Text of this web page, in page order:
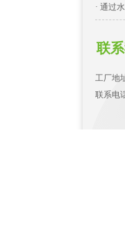
· 通过
联
工厂地
联系电